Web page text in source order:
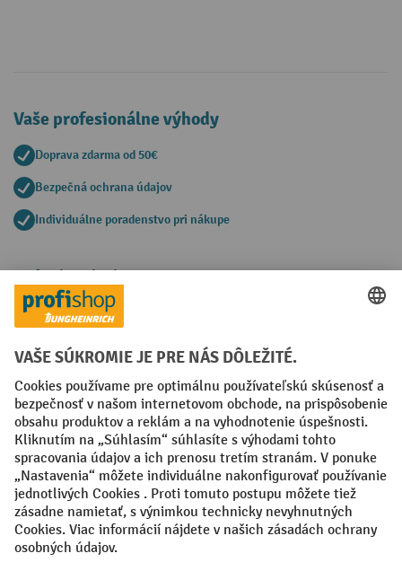
Vaše profesionálne výhody
Doprava zdarma od 50€
Bezpečná ochrana údajov
Individuálne poradenstvo pri nákupe
Spôsoby platby
Creditcard (Master)Creditcard (Visa)
Faktúra Predplatba
Sociálne siete
Facebook
YouTube
LinkedIn
Nastavenia ochrany osobných údajov